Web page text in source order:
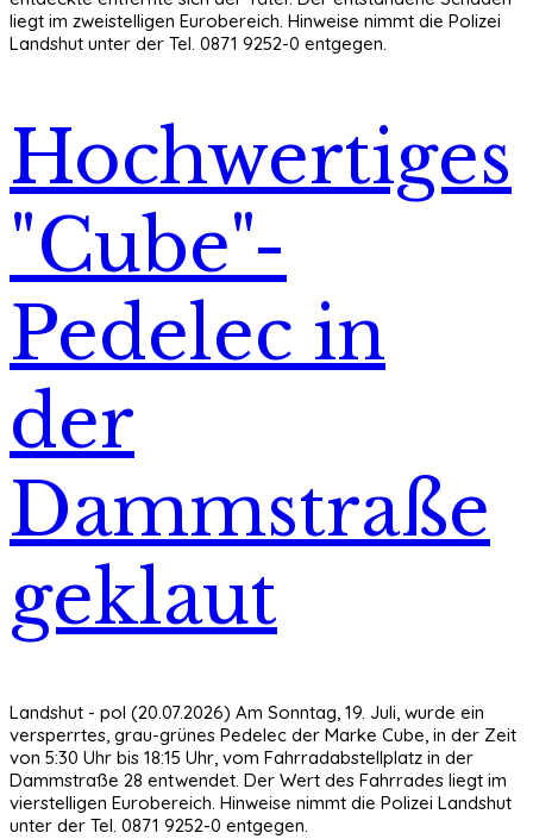
liegt im zweistelligen Eurobereich. Hinweise nimmt die Polizei
Landshut unter der Tel. 0871 9252-0 entgegen.
Hochwertiges
"Cube"-
Pedelec in
der
Dammstraße
geklaut
Landshut - pol (20.07.2026) Am Sonntag, 19. Juli, wurde ein
versperrtes, grau-grünes Pedelec der Marke Cube, in der Zeit
von 5:30 Uhr bis 18:15 Uhr, vom Fahrradabstellplatz in der
Dammstraße 28 entwendet. Der Wert des Fahrrades liegt im
vierstelligen Eurobereich. Hinweise nimmt die Polizei Landshut
unter der Tel. 0871 9252-0 entgegen.